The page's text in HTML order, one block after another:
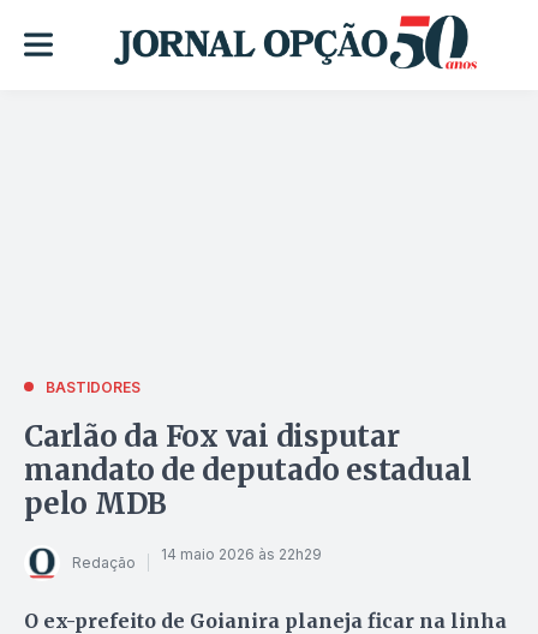
BASTIDORES
Carlão da Fox vai disputar
mandato de deputado estadual
pelo MDB
Redação 14 maio 2026 às 22h29
O ex-prefeito de Goianira planeja ficar na linha